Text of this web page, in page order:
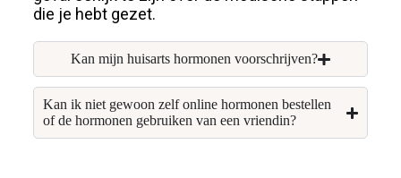
die je hebt gezet.
Kan mijn huisarts hormonen voorschrijven?
Kan ik niet gewoon zelf online hormonen bestellen
of de hormonen gebruiken van een vriendin?